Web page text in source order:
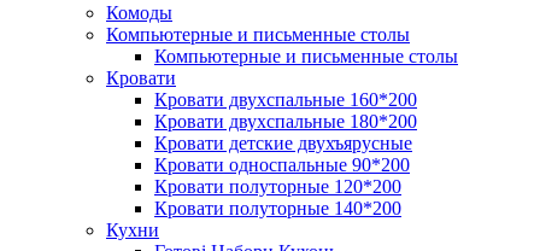
Комоды
Компьютерные и письменные столы
Компьютерные и письменные столы
Кровати
Кровати двухспальные 160*200
Кровати двухспальные 180*200
Кровати детские двухъярусные
Кровати односпальные 90*200
Кровати полуторные 120*200
Кровати полуторные 140*200
Кухни